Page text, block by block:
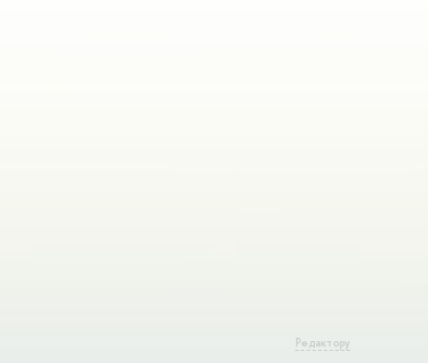
Редактору